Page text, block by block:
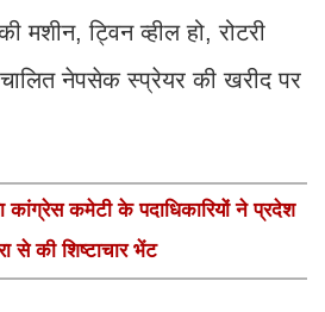
ट्विन व्हील हो, रोटरी
नेपसेक स्प्रेयर की खरीद पर
कांग्रेस कमेटी के पदाधिकारियों ने प्रदेश
से की शिष्टाचार भेंट